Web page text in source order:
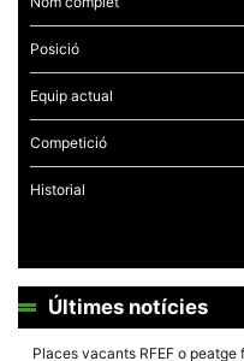
Posició
Equip actual
Competició
Historial
Últimes notícies
Places vacants RFEF o peatge